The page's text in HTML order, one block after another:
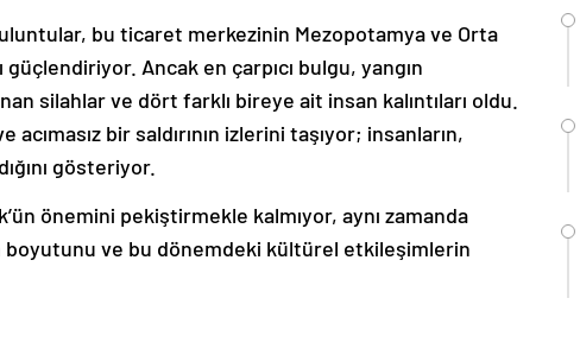
bu ticaret merkezinin Mezopotamya ve Orta
Ancak en çarpıcı bulgu, yangın
silahlar ve dört farklı bireye ait insan kalıntıları oldu.
acımasız bir saldırının izlerini taşıyor; insanların,
gösteriyor.
önemini pekiştirmekle kalmıyor, aynı zamanda
boyutunu ve bu dönemdeki kültürel etkileşimlerin